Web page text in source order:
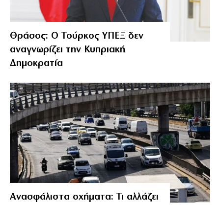
Θράσος: Ο Τούρκος ΥΠΕΞ δεν
αναγνωρίζει την Κυπριακή
Δημοκρατία
Ανασφάλιστα οχήματα: Τι αλλάζει